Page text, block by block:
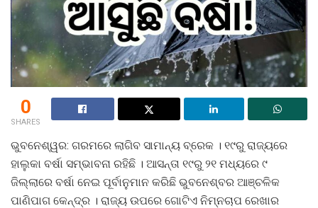
0
SHARES
ଭୁବନେଶ୍ୱର: ଗରମରେ ଲାଗିବ ସାମାନ୍ୟ ବ୍ରେକ । ୧୯ରୁ ରାଜ୍ୟରେ
ହାଲୁକା ବର୍ଷା ସମ୍ଭାବନା ରହିଛି । ଆସନ୍ତା ୧୯ରୁ ୨୧ ମଧ୍ୟରେ ୯
ଜିଲ୍ଲାରେ ବର୍ଷା ନେଇ ପୂର୍ବାନୁମାନ କରିଛି ଭୁବନେଶ୍ବର ଆଞ୍ଚଳିକ
ପାଣିପାଗ କେନ୍ଦ୍ର । ରାଜ୍ୟ ଉପରେ ଗୋଟିଏ ନିମ୍ନଚାପ ରେଖାର